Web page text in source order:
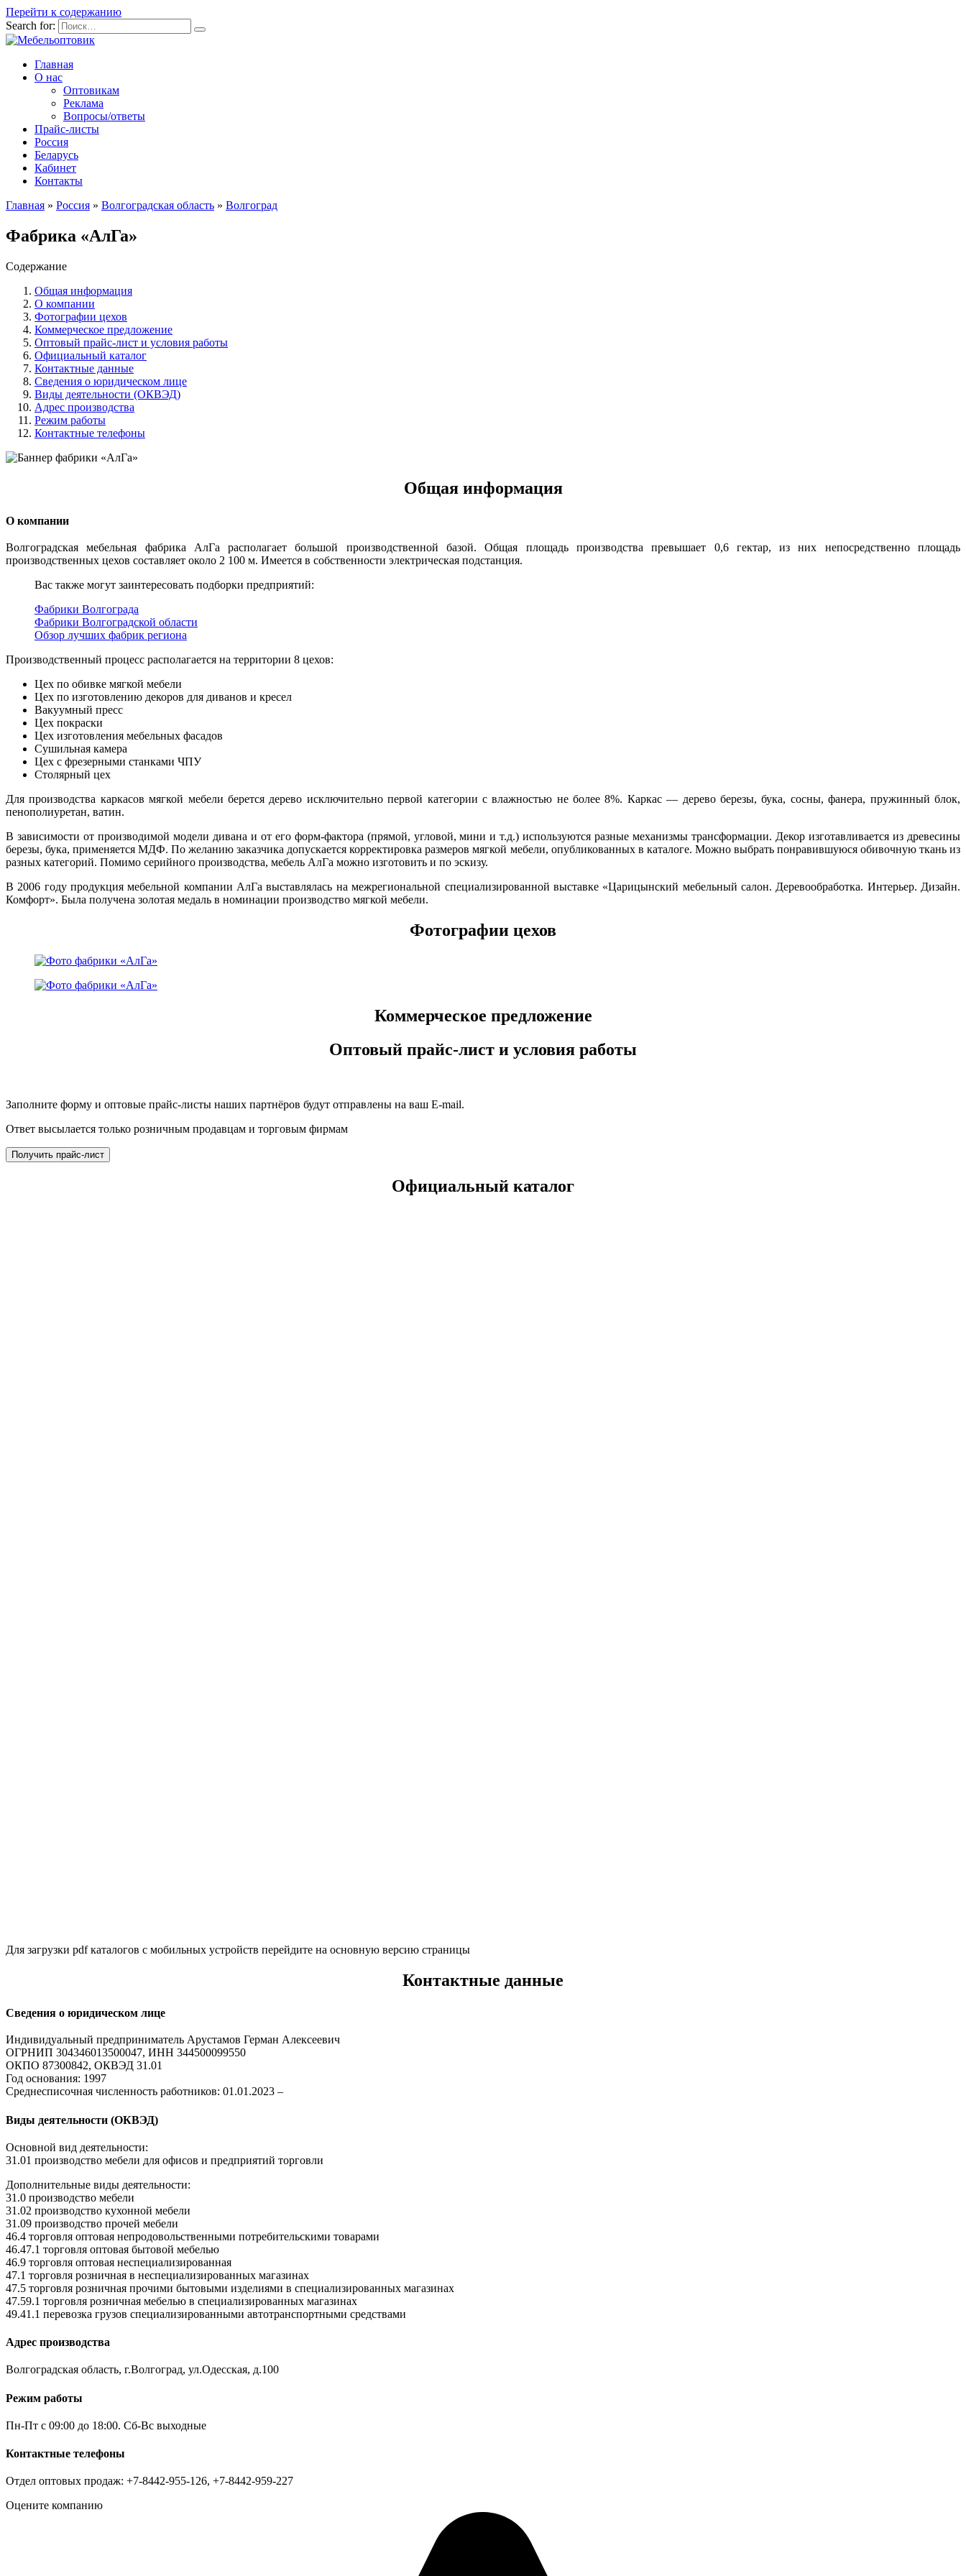
Перейти к содержанию
Search for:
Главная
О нас
Оптовикам
Реклама
Вопросы/ответы
Прайс-листы
Россия
Беларусь
Кабинет
Контакты
Главная » Россия » Волгоградская область » Волгоград
Фабрика «АлГа»
Содержание
Общая информация
О компании
Фотографии цехов
Коммерческое предложение
Оптовый прайс-лист и условия работы
Официальный каталог
Контактные данные
Сведения о юридическом лице
Виды деятельности (ОКВЭД)
Адрес производства
Режим работы
Контактные телефоны
Общая информация
О компании
Волгоградская мебельная фабрика АлГа располагает большой производственной базой. Общая площадь производства превышает 0,6 гектар, из них непосредственно площадь
производственных цехов составляет около 2 100 м. Имеется в собственности электрическая подстанция.
Вас также могут заинтересовать подборки предприятий:
Фабрики Волгограда
Фабрики Волгоградской области
Обзор лучших фабрик региона
Производственный процесс располагается на территории 8 цехов:
Цех по обивке мягкой мебели
Цех по изготовлению декоров для диванов и кресел
Вакуумный пресс
Цех покраски
Цех изготовления мебельных фасадов
Сушильная камера
Цех с фрезерными станками ЧПУ
Столярный цех
Для производства каркасов мягкой мебели берется дерево исключительно первой категории с влажностью не более 8%. Каркас — дерево березы, бука, сосны, фанера, пружинный блок,
пенополиуретан, ватин.
В зависимости от производимой модели дивана и от его форм-фактора (прямой, угловой, мини и т.д.) используются разные механизмы трансформации. Декор изготавливается из древесины
березы, бука, применяется МДФ. По желанию заказчика допускается корректировка размеров мягкой мебели, опубликованных в каталоге. Можно выбрать понравившуюся обивочную ткань из
разных категорий. Помимо серийного производства, мебель АлГа можно изготовить и по эскизу.
В 2006 году продукция мебельной компании АлГа выставлялась на межрегиональной специализированной выставке «Царицынский мебельный салон. Деревообработка. Интерьер. Дизайн.
Комфорт». Была получена золотая медаль в номинации производство мягкой мебели.
Фотографии цехов
Коммерческое предложение
Оптовый прайс-лист и условия работы
Заполните форму и оптовые прайс-листы наших партнёров будут отправлены на ваш E-mail.
Ответ высылается только розничным продавцам и торговым фирмам
Получить прайс-лист
Официальный каталог
Для загрузки pdf каталогов с мобильных устройств перейдите на основную версию страницы
Контактные данные
Сведения о юридическом лице
Индивидуальный предприниматель Арустамов Герман Алексеевич
ОГРНИП 304346013500047, ИНН 344500099550
ОКПО 87300842, ОКВЭД 31.01
Год основания: 1997
Среднесписочная численность работников: 01.01.2023 –
Виды деятельности (ОКВЭД)
Основной вид деятельности:
31.01 производство мебели для офисов и предприятий торговли
Дополнительные виды деятельности:
31.0 производство мебели
31.02 производство кухонной мебели
31.09 производство прочей мебели
46.4 торговля оптовая непродовольственными потребительскими товарами
46.47.1 торговля оптовая бытовой мебелью
46.9 торговля оптовая неспециализированная
47.1 торговля розничная в неспециализированных магазинах
47.5 торговля розничная прочими бытовыми изделиями в специализированных магазинах
47.59.1 торговля розничная мебелью в специализированных магазинах
49.41.1 перевозка грузов специализированными автотранспортными средствами
Адрес производства
Волгоградская область, г.Волгоград, ул.Одесская, д.100
Режим работы
Пн-Пт с 09:00 до 18:00. Сб-Вс выходные
Контактные телефоны
Отдел оптовых продаж: +7-8442-955-126, +7-8442-959-227
Оцените компанию